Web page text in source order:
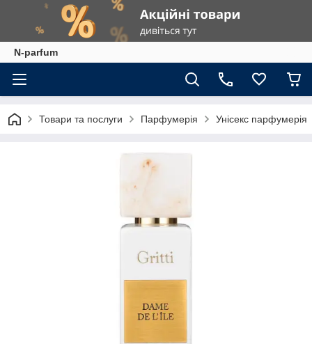
N-parfum
Товари та послуги Парфумерія Унісекс парфумерія